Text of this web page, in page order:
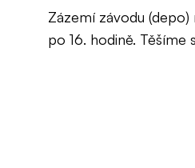
Zázemí závodu
po 16. hodině.